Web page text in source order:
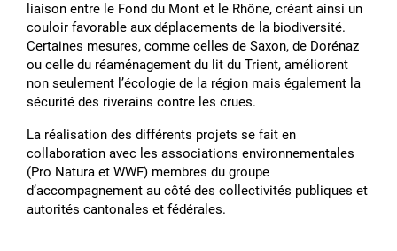
liaison entre le Fond du Mont et le Rhône, créant ainsi un
couloir favorable aux déplacements de la biodiversité.
Certaines mesures, comme celles de Saxon, de Dorénaz
ou celle du réaménagement du lit du Trient, améliorent
non seulement lʼécologie de la région mais également la
sécurité des riverains contre les crues.
La réalisation des différents projets se fait en
collaboration avec les associations environnementales
(Pro Natura et WWF) membres du groupe
dʼaccompagnement au côté des collectivités publiques et
autorités cantonales et fédérales.